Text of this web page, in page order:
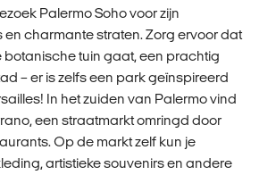
Palermo Soho voor zijn
en charmante straten. Zorg ervoor dat
botanische tuin gaat, een prachtig
– er is zelfs een park geïnspireerd
In het zuiden van Palermo vind
een straatmarkt omringd door
Op de markt zelf kun je
artistieke souvenirs en andere